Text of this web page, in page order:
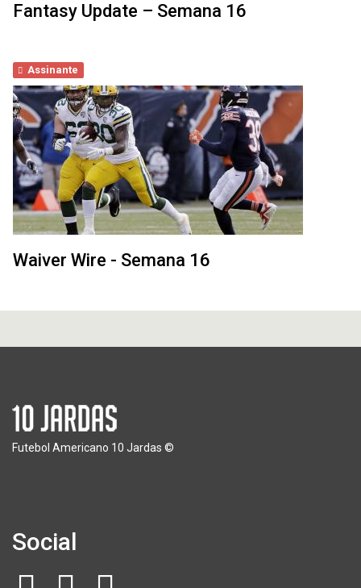
Fantasy Update – Semana 16
Assinante
Waiver Wire - Semana 16
Futebol Americano 10 Jardas ©
Social